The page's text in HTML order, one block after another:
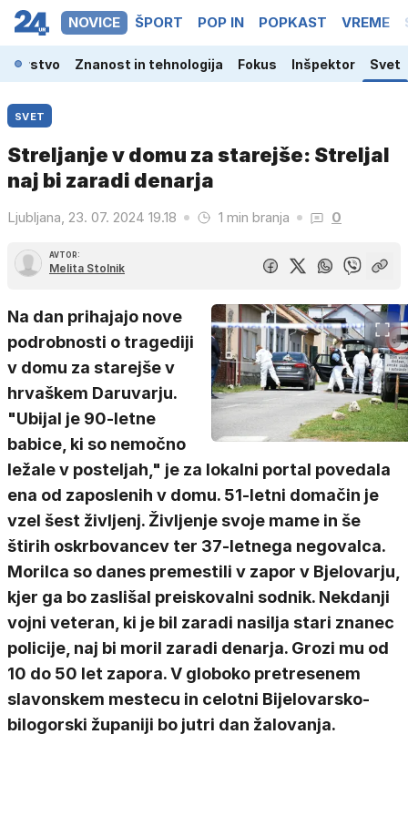
NOVICE ŠPORT POP IN POPKAST VREME
Znanost in tehnologija Fokus Inšpektor Svet
SVET
Streljanje v domu za starejše: Streljal
naj bi zaradi denarja
Ljubljana, 23. 07. 2024 19.18 1 min branja 0
AVTOR:
Melita Stolnik
Na dan prihajajo nove
podrobnosti o tragediji
v domu za starejše v
hrvaškem Daruvarju.
"Ubijal je 90-letne
babice, ki so nemočno
ležale v posteljah," je za lokalni portal povedala
ena od zaposlenih v domu. 51-letni domačin je
vzel šest življenj. Življenje svoje mame in še
štirih oskrbovancev ter 37-letnega negovalca.
Morilca so danes premestili v zapor v Bjelovarju,
kjer ga bo zaslišal preiskovalni sodnik. Nekdanji
vojni veteran, ki je bil zaradi nasilja stari znanec
policije, naj bi moril zaradi denarja. Grozi mu od
10 do 50 let zapora. V globoko pretresenem
slavonskem mestecu in celotni Bijelovarsko-
bilogorski županiji bo jutri dan žalovanja.